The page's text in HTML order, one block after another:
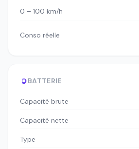
0 – 100 km/h
Conso réelle
BATTERIE
Capacité brute
Capacité nette
Type